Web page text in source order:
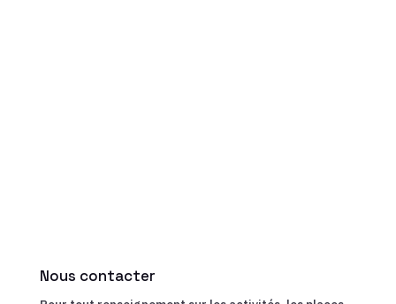
Nous contacter